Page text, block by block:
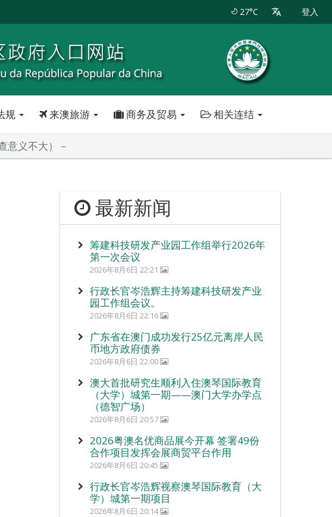
27°C 登入
规 来澳旅游 商务及贸易 相关连结
意义不大）－
最新新闻
筹建科技研发产业园工作组举行2026年
第一次会议
2026年8月6日 22:21
行政长官岑浩辉主持筹建科技研发产业
园工作组会议。
2026年8月6日 22:16
广东省在澳门成功发行25亿元离岸人民
币地方政府债券
2026年8月6日 22:00
澳大首批研究生顺利入住澳琴国际教育
（大学）城第一期——澳门大学办学点
（德智广场）
2026年8月6日 20:57
2026粤澳名优商品展今开幕 签署49份
合作项目发挥会展商贸平台作用
2026年8月6日 20:45
行政长官岑浩辉视察澳琴国际教育（大
学）城第一期项目
2026年8月6日 20:14